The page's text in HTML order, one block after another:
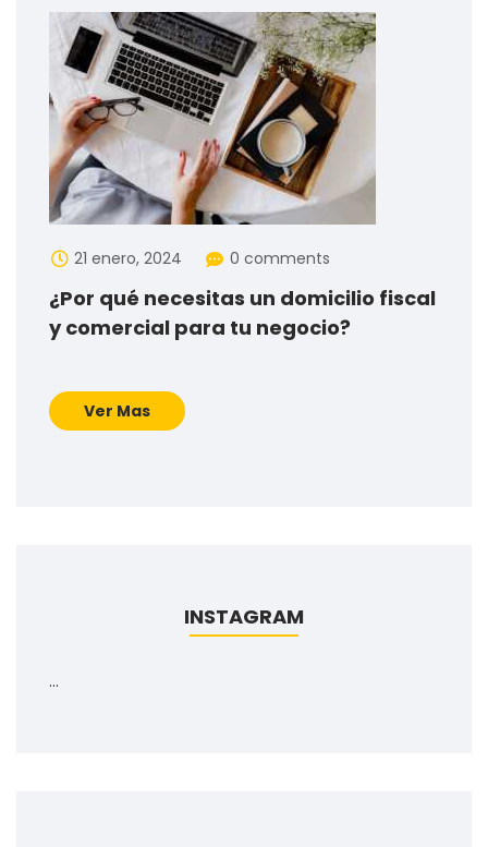
21 enero, 2024 0 comments
¿Por qué necesitas un domicilio fiscal
y comercial para tu negocio?
Ver Mas
INSTAGRAM
…